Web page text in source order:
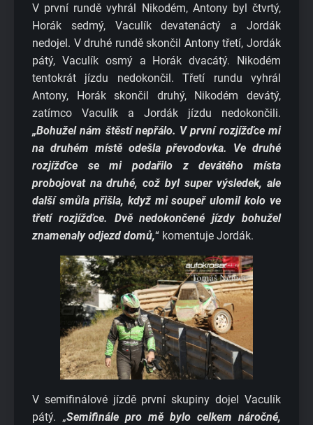
V první rundě vyhrál Nikodém, Antony byl čtvrtý,
Horák sedmý, Vaculík devatenáctý a Jordák
nedojel. V druhé rundě skončil Antony třetí, Jordák
pátý, Vaculík osmý a Horák dvacátý. Nikodém
tentokrát jízdu nedokončil. Třetí rundu vyhrál
Antony, Horák skončil druhý, Nikodém devátý,
zatímco Vaculík a Jordák jízdu nedokončili.
„Bohužel nám štěstí nepřálo. V první rozjížďce mi
na druhém místě odešla převodovka. Ve druhé
rozjížďce se mi podařilo z devátého místa
probojovat na druhé, což byl super výsledek, ale
další smůla přišla, když mi soupeř ulomil kolo ve
třetí rozjížďce. Dvě nedokončené jízdy bohužel
znamenaly odjezd domů,“ komentuje Jordák.
V semifinálové jízdě první skupiny dojel Vaculík
pátý. „Semifinále pro mě bylo celkem náročné,